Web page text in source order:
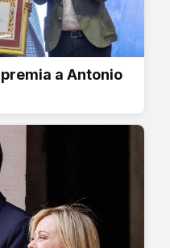
a Antonio